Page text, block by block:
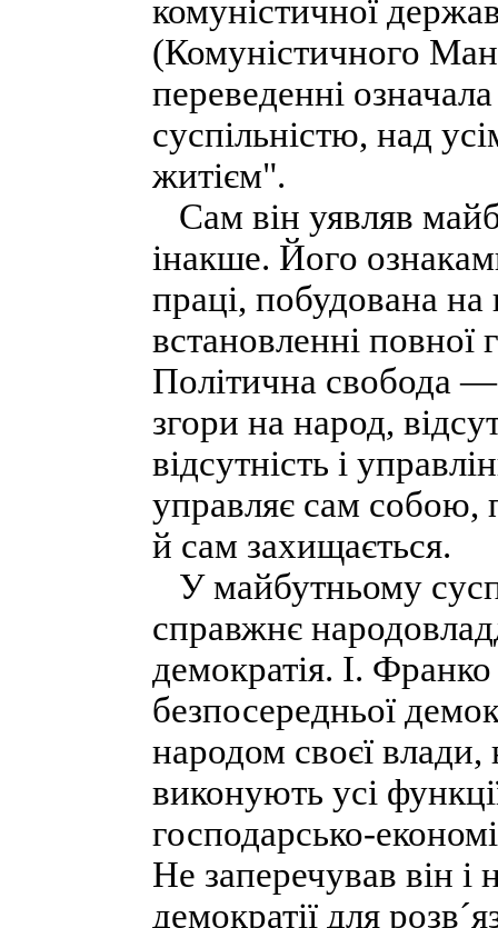
комуністичної
(Комуністичного
переведенні
суспільністю, над
житієм".
Сам він уявляв
інакше. Його
праці, побудована на
встановленні повної
Політична свобода —
згори на народ,
відсутність і
управляє сам собою,
й сам захищається.
У майбутньому
справжнє
демократія. І.
безпосередньої
народом своєї
виконують усі
господарсько-
Не заперечував він і
демократії для